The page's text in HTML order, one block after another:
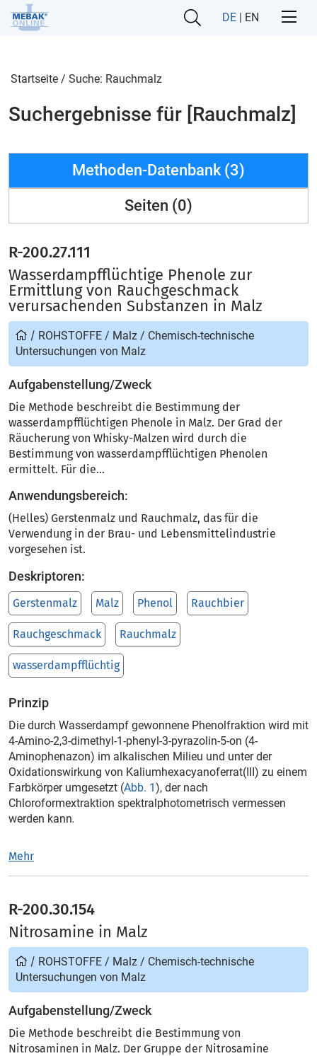
DE | EN
Startseite / Suche: Rauchmalz
Suchergebnisse für [Rauchmalz]
Methoden-Datenbank (3)
Seiten (0)
R-200.27.111
Wasserdampfflüchtige Phenole zur
Ermittlung von Rauchgeschmack
verursachenden Substanzen in Malz
/ ROHSTOFFE / Malz / Chemisch-technische
Untersuchungen von Malz
Aufgabenstellung/Zweck
Die Methode beschreibt die Bestimmung der
wasserdampfflüchtigen Phenole in Malz. Der Grad der
Räucherung von Whisky-Malzen wird durch die
Bestimmung von wasserdampfflüchtigen Phenolen
ermittelt. Für die...
Anwendungsbereich:
(Helles) Gerstenmalz und Rauchmalz, das für die
Verwendung in der Brau- und Lebensmittelindustrie
vorgesehen ist.
Deskriptoren:
Gerstenmalz Malz Phenol Rauchbier
Rauchgeschmack Rauchmalz
wasserdampfflüchtig
Prinzip
Die durch Wasserdampf gewonnene Phenolfraktion wird mit
4-Amino-2,3-dimethyl-1-phenyl-3-pyrazolin-5-on (4-
Aminophenazon) im alkalischen Milieu und unter der
Oxidationswirkung von Kaliumhexacyanoferrat(III) zu einem
Farbkörper umgesetzt (Abb. 1), der nach
Chloroformextraktion spektralphotometrisch vermessen
werden kann.
Mehr
R-200.30.154
Nitrosamine in Malz
/ ROHSTOFFE / Malz / Chemisch-technische
Untersuchungen von Malz
Aufgabenstellung/Zweck
Die Methode beschreibt die Bestimmung von
Nitrosaminen in Malz. Der Gruppe der Nitrosamine